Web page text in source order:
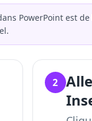
PowerPoint est
2